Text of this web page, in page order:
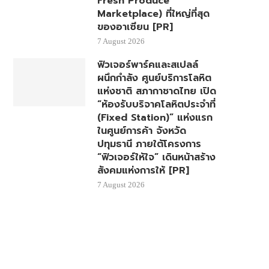
Marketplace) ที่ใหญ่ที่สุด
ของอาเซียน [PR]
7 August 2026
ฟิวเจอร์พาร์คและสเปลล์
ผนึกกำลัง ศูนย์บริการโลหิต
แห่งชาติ สภากาชาดไทย เปิด
“ห้องรับบริจาคโลหิตประจำที่
(Fixed Station)” แห่งแรก
ในศูนย์การค้า จังหวัด
ปทุมธานี ภายใต้โครงการ
“ฟิวเจอร์ให้ใจ” เดินหน้าสร้าง
สังคมแห่งการให้ [PR]
7 August 2026